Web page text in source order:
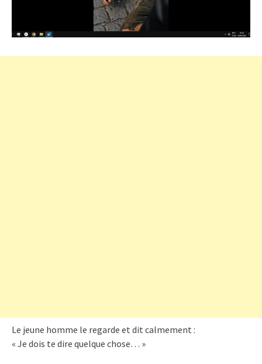
Le jeune homme le regarde et dit calmement :
« Je dois te dire quelque chose… »